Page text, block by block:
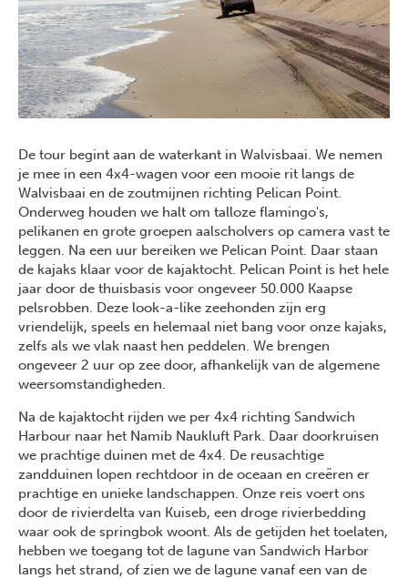
De tour begint aan de waterkant in Walvisbaai. We nemen
je mee in een 4x4-wagen voor een mooie rit langs de
Walvisbaai en de zoutmijnen richting Pelican Point.
Onderweg houden we halt om talloze flamingo's,
pelikanen en grote groepen aalscholvers op camera vast te
leggen. Na een uur bereiken we Pelican Point. Daar staan
de kajaks klaar voor de kajaktocht. Pelican Point is het hele
jaar door de thuisbasis voor ongeveer 50.000 Kaapse
pelsrobben. Deze look-a-like zeehonden zijn erg
vriendelijk, speels en helemaal niet bang voor onze kajaks,
zelfs als we vlak naast hen peddelen. We brengen
ongeveer 2 uur op zee door, afhankelijk van de algemene
weersomstandigheden.
Na de kajaktocht rijden we per 4x4 richting Sandwich
Harbour naar het Namib Naukluft Park. Daar doorkruisen
we prachtige duinen met de 4x4. De reusachtige
zandduinen lopen rechtdoor in de oceaan en creëren er
prachtige en unieke landschappen. Onze reis voert ons
door de rivierdelta van Kuiseb, een droge rivierbedding
waar ook de springbok woont. Als de getijden het toelaten,
hebben we toegang tot de lagune van Sandwich Harbor
langs het strand, of zien we de lagune vanaf een van de